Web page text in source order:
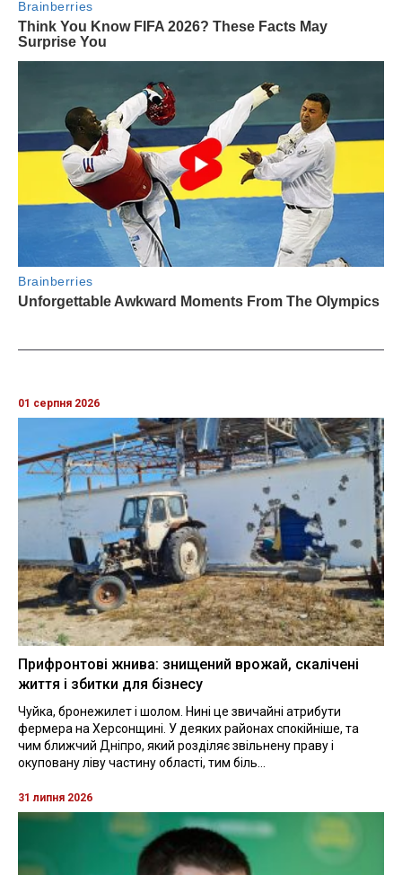
01 серпня 2026
Прифронтові жнива: знищений врожай, скалічені
життя і збитки для бізнесу
Чуйка, бронежилет і шолом. Нині це звичайні атрибути
фермера на Херсонщині. У деяких районах спокійніше, та
чим ближчий Дніпро, який розділяє звільнену праву і
окуповану ліву частину області, тим біль...
31 липня 2026